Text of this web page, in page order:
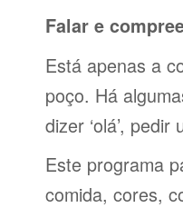
Falar e
Está apenas a
poço. Há
dizer ‘olá’,
Este programa
comida, cores,